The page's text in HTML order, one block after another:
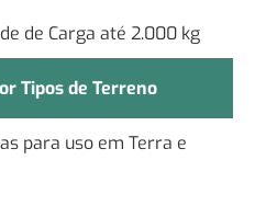
de Carga até 2.000 kg
Tipos de Terreno
para uso em Terra e